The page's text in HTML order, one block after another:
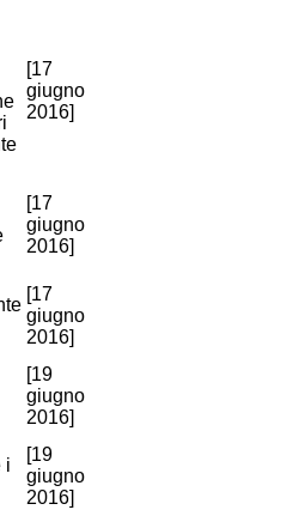
[17
giugno
2016]
[17
giugno
2016]
[17
giugno
2016]
[19
giugno
2016]
i
[19
giugno
2016]